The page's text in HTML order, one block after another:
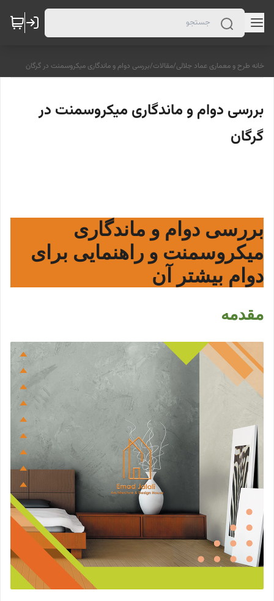
خانه طرح و معماری عماد جلالی/مقالات/بررسی دوام و ماندگاری میکروسمنت در گرگان
بررسی دوام و ماندگاری میکروسمنت در
گرگان
بررسی دوام و ماندگاری
میکروسمنت و راهنمایی برای
دوام بیشتر آن
مقدمه